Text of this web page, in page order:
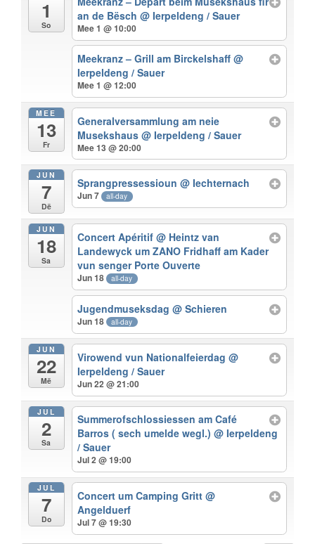
1
So
an de Bësch@ Ierpeldeng / Sauer
Mee 1 @ 10:00
Meekranz – Grill am Birckelshaff@
Ierpeldeng / Sauer
Mee 1 @ 12:00
MEE
13
Fr
Generalversammlung am neie
Musekshaus@ Ierpeldeng / Sauer
Mee 13 @ 20:00
JUN
7
Dë
Sprangpressessioun@ Iechternach
Jun 7 all-day
JUN
18
Sa
Concert Apéritif@ Heintz van
Landewyck um ZANO Fridhaff am Kader
vun senger Porte Ouverte
Jun 18 all-day
Jugendmuseksdag@ Schieren
Jun 18 all-day
JUN
22
Më
Virowend vun Nationalfeierdag@
Ierpeldeng / Sauer
Jun 22 @ 21:00
JUL
2
Sa
Summerofschlossiessen am Café
Barros ( sech umelde wegl.)@ Ierpeldeng
/ Sauer
Jul 2 @ 19:00
JUL
7
Do
Concert um Camping Gritt@
Angelduerf
Jul 7 @ 19:30